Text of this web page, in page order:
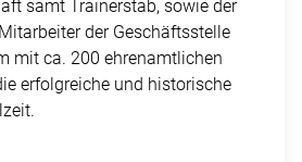
samt Trainerstab, sowie der
der Geschäftsstelle
mit ca. 200 ehrenamtlichen
erfolgreiche und historische